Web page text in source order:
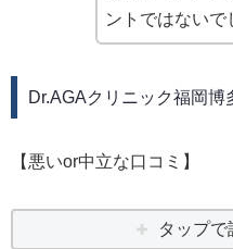
ントではないで
Dr.AGAクリニック福岡博
【悪いor中立な口コミ】
タップで